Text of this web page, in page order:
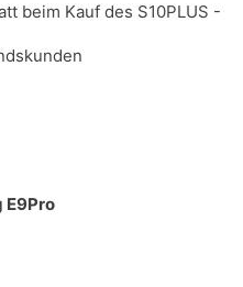
beim Kauf des S10PLUS -
E9Pro